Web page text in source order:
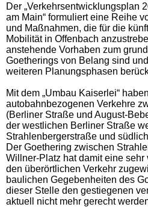
Der „Verkehrsentwicklungsplan
am Main“ formuliert eine Reihe
und Maßnahmen, die für die
Mobilität in Offenbach
anstehende Vorhaben zum
Goetherings von Belang sind
weiteren Planungsphasen
Mit dem „Umbau Kaiserlei“
autobahnbezogenen Verkehre
(Berliner Straße und August-
der westlichen Berliner Straße
Strahlenbergerstraße und
Der Goethering zwischen
Willner-Platz hat damit eine
den überörtlichen Verkehr
baulichen Gegebenheiten des
dieser Stelle den gestiegenen
aktuell nicht mehr gerecht